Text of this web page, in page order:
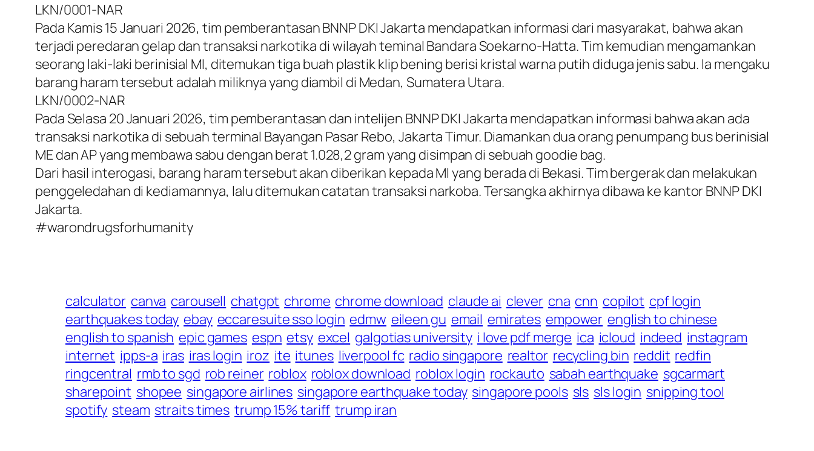
LKN/0001-NAR
Pada Kamis 15 Januari 2026, tim pemberantasan BNNP DKI Jakarta mendapatkan informasi dari masyarakat, bahwa akan
terjadi peredaran gelap dan transaksi narkotika di wilayah teminal Bandara Soekarno-Hatta. Tim kemudian mengamankan
seorang laki-laki berinisial MI, ditemukan tiga buah plastik klip bening berisi kristal warna putih diduga jenis sabu. Ia mengaku
barang haram tersebut adalah miliknya yang diambil di Medan, Sumatera Utara.
LKN/0002-NAR
Pada Selasa 20 Januari 2026, tim pemberantasan dan intelijen BNNP DKI Jakarta mendapatkan informasi bahwa akan ada
transaksi narkotika di sebuah terminal Bayangan Pasar Rebo, Jakarta Timur. Diamankan dua orang penumpang bus berinisial
ME dan AP yang membawa sabu dengan berat 1.028,2 gram yang disimpan di sebuah goodie bag.
Dari hasil interogasi, barang haram tersebut akan diberikan kepada MI yang berada di Bekasi. Tim bergerak dan melakukan
penggeledahan di kediamannya, lalu ditemukan catatan transaksi narkoba. Tersangka akhirnya dibawa ke kantor BNNP DKI
Jakarta.
#warondrugsforhumanity
calculator canva carousell chatgpt chrome chrome download claude ai clever cna cnn copilot cpf login
earthquakes today ebay eccaresuite sso login edmw eileen gu email emirates empower english to chinese
english to spanish epic games espn etsy excel galgotias university i love pdf merge ica icloud indeed instagram
internet ipps-a iras iras login iroz ite itunes liverpool fc radio singapore realtor recycling bin reddit redfin
ringcentral rmb to sgd rob reiner roblox roblox download roblox login rockauto sabah earthquake sgcarmart
sharepoint shopee singapore airlines singapore earthquake today singapore pools sls sls login snipping tool
spotify steam straits times trump 15% tariff trump iran